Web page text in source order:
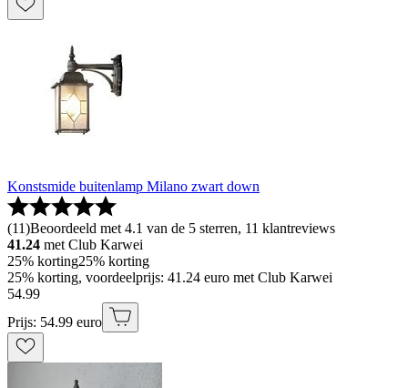
Konstsmide buitenlamp Milano zwart down
(11)Beoordeeld met 4.1 van de 5 sterren, 11 klantreviews
41.24 met Club Karwei
25% korting25% korting
25% korting, voordeelprijs: 41.24 euro met Club Karwei
54.99
Prijs: 54.99 euro